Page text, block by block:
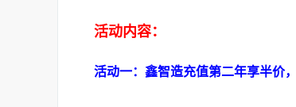
活动内容：
活动一：鑫智造充值第二年享半价